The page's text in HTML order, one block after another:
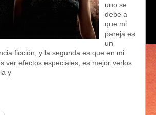
uno se
debe a
que mi
pareja es
un
ficción, y la segunda es que en mi
ver efectos especiales, es mejor verlos
y